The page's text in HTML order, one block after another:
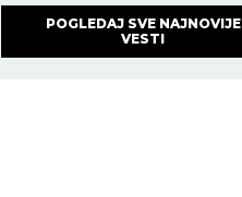
POGLEDAJ SVE NAJNOVIJE
VESTI